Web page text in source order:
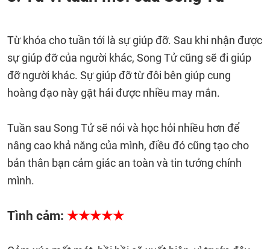
Từ khóa cho tuần tới là sự giúp đỡ. Sau khi nhận được
sự giúp đỡ của người khác, Song Tử cũng sẽ đi giúp
đỡ người khác. Sự giúp đỡ từ đôi bên giúp cung
hoàng đạo này gặt hái được nhiều may mắn.
Tuần sau Song Tử sẽ nói và học hỏi nhiều hơn để
nâng cao khả năng của mình, điều đó cũng tạo cho
bản thân bạn cảm giác an toàn và tin tưởng chính
mình.
Tình cảm: ★★★★★